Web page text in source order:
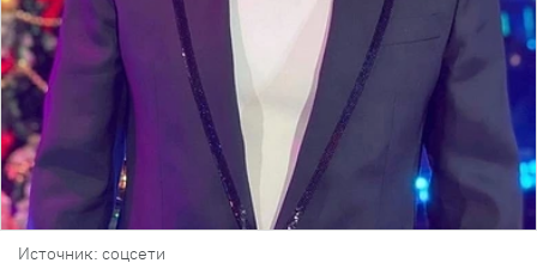
Источник: соцсети